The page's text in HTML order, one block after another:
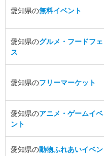
愛知県の無料イベント
愛知県のグルメ・フードフェ
ス
愛知県のフリーマーケット
愛知県のアニメ・ゲームイベ
ント
愛知県の動物ふれあいイベン